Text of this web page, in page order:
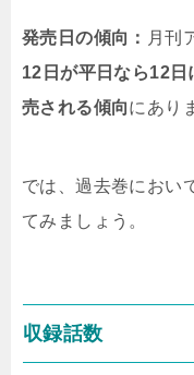
発売日の傾向： 月刊
12日が平日なら12
売される傾向にあり
では、過去巻におい
てみましょう。
収録話数